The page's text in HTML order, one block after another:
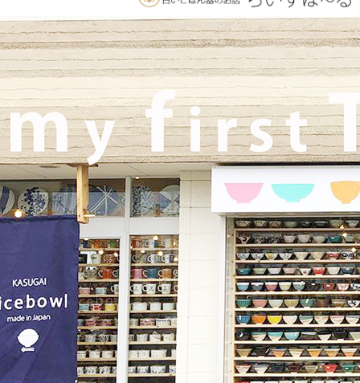
2025/10/26
≪軽井沢店営業のお知らせ≫ いつもご覧いただきありがとうご
ざいます。軽井沢店2026年はGW頃オープンとなります！ご期待
くださいませ！！ 2025年は11月3日（火）
までの営業となり
ます。
2025/9/26
≪テレビで紹介されました≫ 2025年9月26日 東海テレビ 『ニュ
ースONE』 ひとつに特化で差別化！「東海地方の専門店」コー
ナーで白いごはん器のお店 らいすぼーる 春日井店が紹介されま
2025/9/17
≪中日新聞に掲載されました≫ 2025年9月17日 中日新聞朝刊18
面 近郊版 『わが街ぶらり探訪』コーナーにて白いごはん器のお
店 らいすぼーる 小牧店が紹介されました！ 近郊版(犬山、小牧